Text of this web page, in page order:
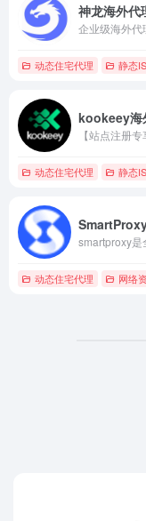
神龙海外代
动态住宅代理 静态
kookeey海
动态住宅代理 静态
动态住宅代理 网络